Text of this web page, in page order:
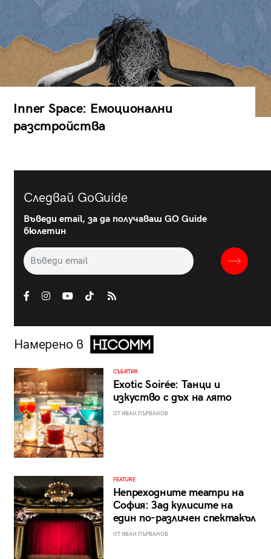
Inner Space: Емоционални
разстройства
Следвай GoGuide
Въведи email, за да получаваш GO Guide
бюлетин
Намерено в
СЪБИТИЯ
Exotic Soirée: Танци и
изкуство с дъх на лято
ОТ ИВАН ПЪРВАНОВ
FEATURE
Непреходните театри на
София: Зад кулисите на
един по-различен спектакъл
ОТ ИВАН ПЪРВАНОВ